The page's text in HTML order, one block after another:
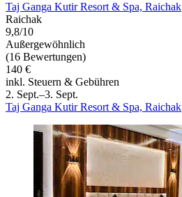
Taj Ganga Kutir Resort & Spa, Raichak
Raichak
9,8/10
Außergewöhnlich
(16 Bewertungen)
140 €
inkl. Steuern & Gebühren
2. Sept.–3. Sept.
Taj Ganga Kutir Resort & Spa, Raichak